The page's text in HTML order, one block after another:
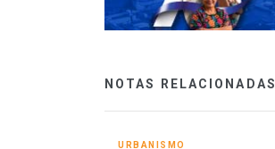
NOTAS RELACIONADAS
URBANISMO